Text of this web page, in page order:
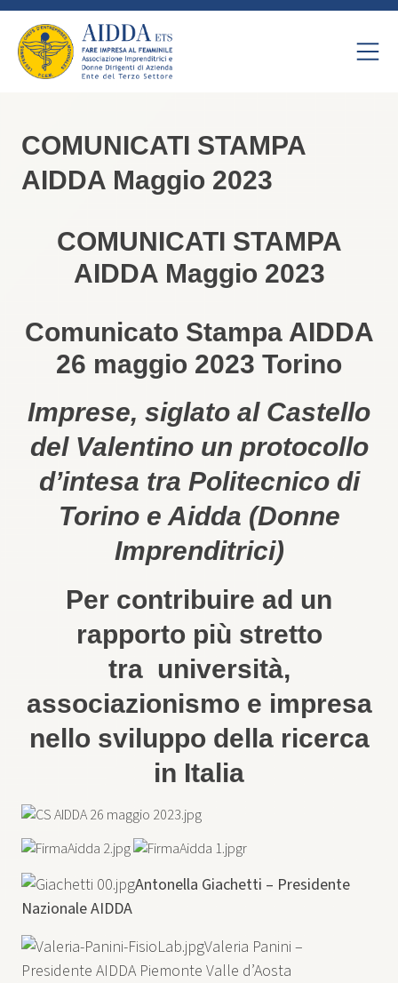
COMUNICATI STAMPA
AIDDA Maggio 2023
COMUNICATI STAMPA
AIDDA Maggio 2023
Comunicato Stampa AIDDA
26 maggio 2023 Torino
Imprese, siglato al Castello
del Valentino un protocollo
d’intesa tra Politecnico di
Torino e Aidda (Donne
Imprenditrici)
Per contribuire ad un
rapporto più stretto
tra università,
associazionismo e impresa
nello sviluppo della ricerca
in Italia
r
Antonella Giachetti – Presidente
Nazionale AIDDA
Valeria Panini –
Presidente AIDDA Piemonte Valle d’Aosta